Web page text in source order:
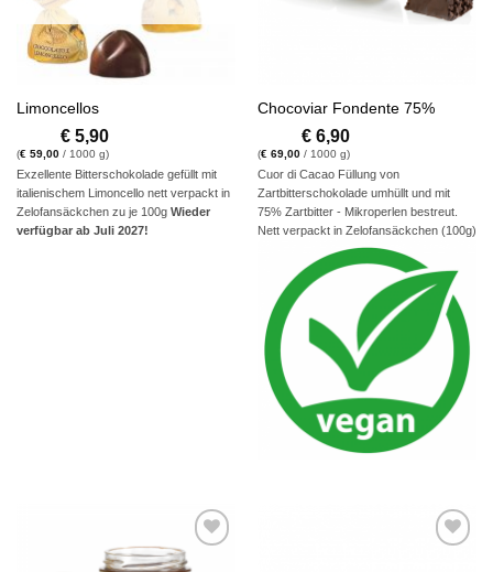
Limoncellos
€5,90
(€59,00/ 1000 g)
Exzellente Bitterschokolade gefüllt mit
italienischem Limoncello nett verpackt in
Zelofansäckchen zu je 100g Wieder
verfügbar ab Juli 2027!
Chocoviar Fondente 75%
€6,90
(€69,00/ 1000 g)
Cuor di Cacao Füllung von
Zartbitterschokolade umhüllt und mit
75% Zartbitter - Mikroperlen bestreut.
Nett verpackt in Zelofansäckchen (100g)
Auf die